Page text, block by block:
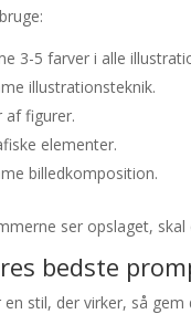
3-5 farver i alle
illustrationsteknik.
af figurer.
elementer.
billedkomposition.
ser opslaget,
bedste
en stil, der virker, så